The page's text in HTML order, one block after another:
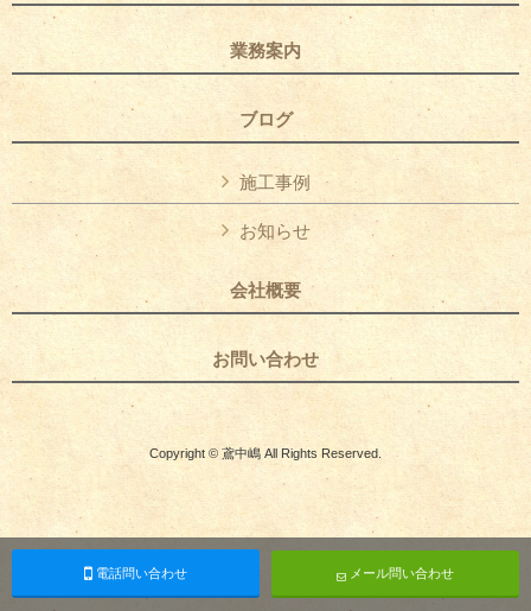
業務案内
ブログ
施工事例
お知らせ
会社概要
お問い合わせ
Copyright © 鳶中嶋 All Rights Reserved.
電話問い合わせ メール問い合わせ